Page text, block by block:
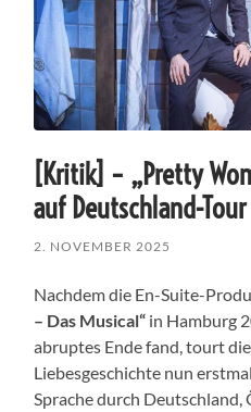
[Kritik] – „Pretty
auf Deutschland-Tour
2. NOVEMBER 2025
Nachdem die En-Suite-
– Das Musical“ in Hamburg
abruptes Ende fand, tourt
Liebesgeschichte nun
Sprache durch Deutschland,